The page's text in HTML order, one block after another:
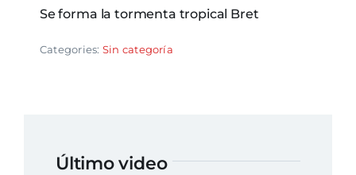
Se forma la tormenta tropical Bret
Categories: Sin categoría
Último video